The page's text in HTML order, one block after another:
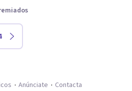
Anúnciate Contacta